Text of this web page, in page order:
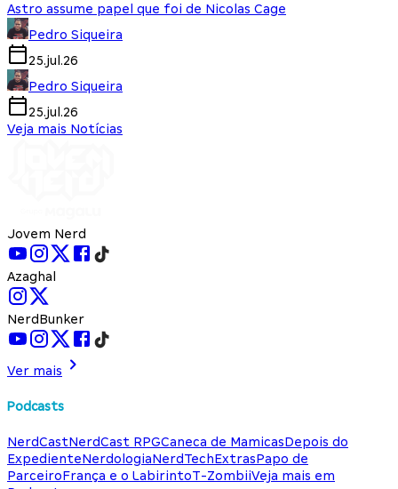
Astro assume papel que foi de Nicolas Cage
Pedro Siqueira
25.jul.26
Pedro Siqueira
25.jul.26
Veja mais Notícias
Jovem Nerd
Azaghal
NerdBunker
Ver mais
Podcasts
NerdCastNerdCast RPGCaneca de MamicasDepois do
ExpedienteNerdologiaNerdTechExtrasPapo de
ParceiroFrança e o LabirintoT-ZombiiVeja mais em